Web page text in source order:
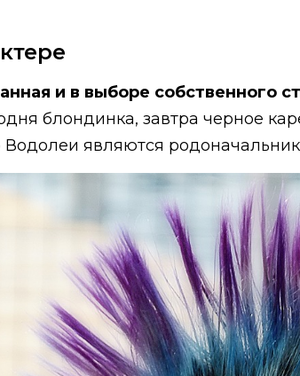
и в выборе собственного
блондинка, завтра черное
являются